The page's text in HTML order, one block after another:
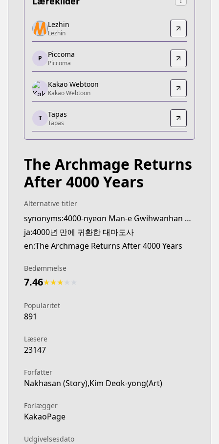
Lezhin
Lezhin
https://www.delitoon.com/detail/daf_0000339
Piccoma
Piccoma
https://piccoma.com/web/product/37285
Kakao Webtoon
Kakao Webtoon
https://webtoon.kakao.com/content/4000년-만에-
Tapas
Tapas
KakaoPage
KakaoPage
https://page.kakao.com/home?seriesId=54884637
Lezhin
Lezhin
P Piccoma
Piccoma
Kakao Webtoon
Kakao Webtoon
T Tapas
Tapas
The Archmage Returns
After 4000 Years
Alternative titler
synonyms:4000-nyeon Man-e Gwihwanhan Daemadosa
ja:4000년 만에 귀환한 대마도사
en:The Archmage Returns After 4000 Years
Bedømmelse
7.46★★★
Popularitet
891
Læsere
23147
Forfatter
Nakhasan (Story),Kim Deok-yong(Art)
Forlægger
KakaoPage
Udgivelsesdato